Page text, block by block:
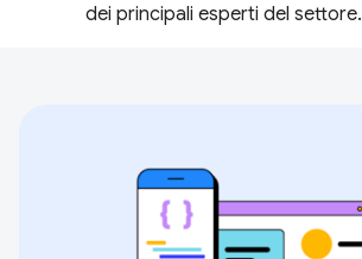
dei principali esperti del settore.